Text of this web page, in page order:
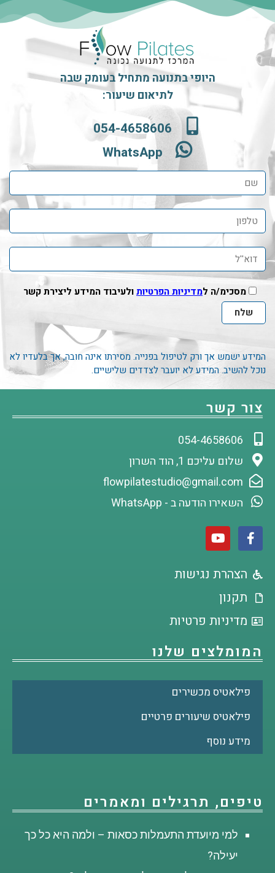
היופי בתנועה מתחיל בעומק שבה
לתיאום שיעור:
054-4658606
WhatsApp
מסכימ/ה למדיניות הפרטיותולעיבוד המידע ליצירת קשר
המידע ישמש אך ורק לטיפול בפנייה. מסירתו אינה חובה, אך בלעדיו לא
נוכל להשיב. המידע לא יועבר לצדדים שלישיים.
צור קשר
054-4658606
שלום עליכם 1, הוד השרון
flowpilatestudio@gmail.com
השאירו הודעה ב - WhatsApp
הצהרת נגישות
תקנון
מדיניות פרטיות
המומלצים שלנו
פילאטיס מכשירים
פילאטיס שיעורים פרטיים
מידע נוסף
טיפים, תרגילים ומאמרים
למי מיועדת התעמלות כסאות – ולמה היא כל כך
יעילה?